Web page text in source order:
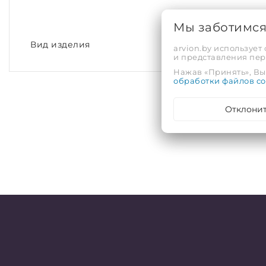
Вид изделия
Мы
arvion.by
и представления
Нажав «Принять», Вы
обработки файлов